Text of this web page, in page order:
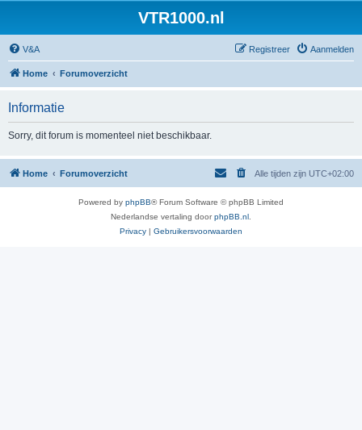
VTR1000.nl
V&A Aanmelden
Registreer
Home Forumoverzicht
Informatie
Sorry, dit forum is momenteel niet beschikbaar.
Home Forumoverzicht Alle tijden zijn UTC+02:00
Powered by phpBB® Forum Software © phpBB Limited
Nederlandse vertaling doorphpBB.nl
Privacy | Gebruikersvoorwaarden